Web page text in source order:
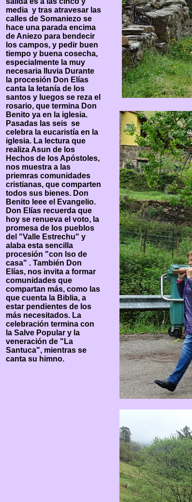
media y tras atravesar las
calles de Somaniezo se
hace una parada encima
de Aniezo para bendecir
los campos, y pedir buen
tiempo y buena cosecha,
especialmente la muy
necesaria lluvia Durante
la procesión Don Elías
canta la letanía de los
santos y luegos se reza el
rosario, que termina Don
Benito ya en la iglesia.
Pasadas las seis se
celebra la eucaristía en la
iglesia. La lectura que
realiza Asun de los
Hechos de los Apóstoles,
nos muestra a las
priemras comunidades
cristianas, que comparten
todos sus bienes. Don
Benito leee el Evangelio.
Don Elías recuerda que
hoy se renueva el voto, la
promesa de los pueblos
del "Valle Estrechu" y
alaba esta sencilla
procesión "con lso de
casa" . También Don
Elías, nos invita a formar
comunidades que
compartan más, como las
que cuenta la Biblia, a
estar pendientes de los
más necesitados. La
celebración termina con
la Salve Popular y la
veneración de "La
Santuca", mientras se
canta su himno.